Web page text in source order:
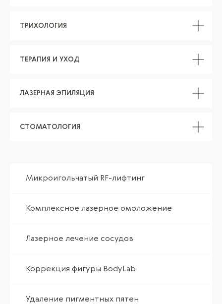
ТРИХОЛОГИЯ
ТЕРАПИЯ И УХОД
ЛАЗЕРНАЯ ЭПИЛЯЦИЯ
СТОМАТОЛОГИЯ
Микроигольчатый RF-лифтинг
Комплексное лазерное омоложение
Лазерное лечение сосудов
Коррекция фигуры BodyLab
Удаление пигментных пятен